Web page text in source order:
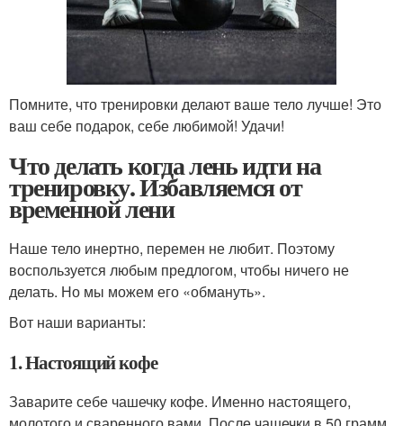
Помните, что тренировки делают ваше тело лучше! Это
ваш себе подарок, себе любимой! Удачи!
Что делать когда лень идти на
тренировку. Избавляемся от
временной лени
Наше тело инертно, перемен не любит. Поэтому
воспользуется любым предлогом, чтобы ничего не
делать. Но мы можем его «обмануть».
Вот наши варианты:
1. Настоящий кофе
Заварите себе чашечку кофе. Именно настоящего,